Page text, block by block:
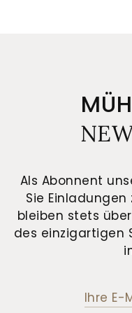
Als Abonnent
Sie Einladungen
bleiben stets
des einzigartigen